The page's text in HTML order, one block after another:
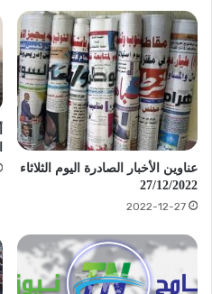
عناوين الأخبار الصادرة اليوم الثلاثاء
27/12/2022
2022-12-27